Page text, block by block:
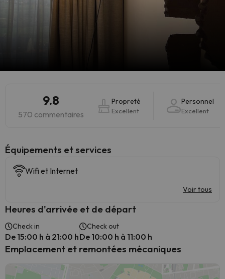
9.8
570 commentaires
Propreté
Excellent
Personnel
Excellent
​Équipements et services
Wifi et Internet
Voir tous
Heures d'arrivée et de départ
Check in
De 15:00 h à 21:00 h
Check out
De 10:00 h à 11:00 h
Emplacement et remontées mécaniques